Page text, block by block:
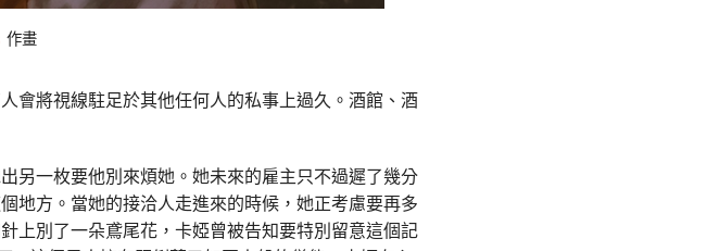
作畫
會將視線駐足於其他任何人的私事上過久。酒館、酒
另一枚要他別來煩她。她未來的雇主只不過遲了幾分
地方。當她的接洽人走進來的時候，她正考慮要再多
上別了一朵鳶尾花，卡婭曾被告知要特別留意這個記